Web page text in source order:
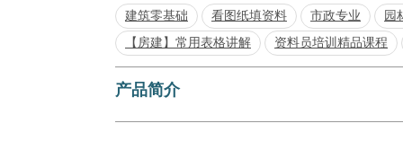
建筑零基础 看图纸填资料 市政专业
园
【房建】常用表格讲解
资料员培训精品课程
产品简介